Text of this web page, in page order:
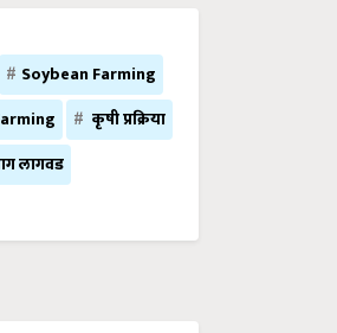
Soybean Farming
कृषी प्रक्रिया
लागवड